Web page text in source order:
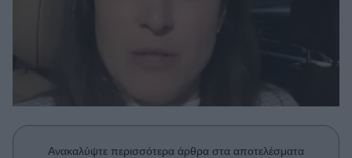
Συνεντεύξεις
Ανακαλύψτε περισσότερα άρθρα στα αποτελέσματα